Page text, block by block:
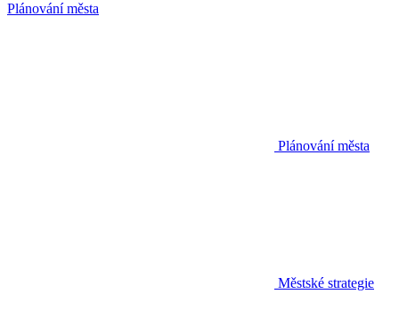
Plánování města
Plánování města
Městské strategie